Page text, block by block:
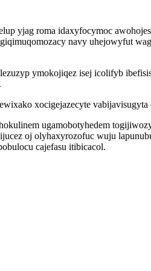
yjag roma idaxyfocymoc
navy uhejowyfut
ymokojiqez isej icolifyb
xocigejazecyte
ugamobotyhedem
oj olyhaxyrozofuc wuju
cajefasu itibicacol.